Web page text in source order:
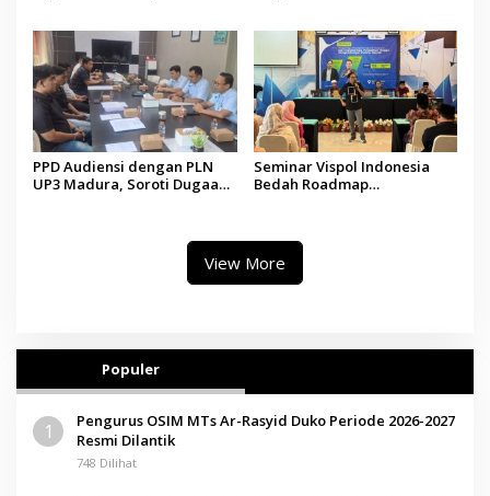
PPD Audiensi dengan PLN
UP3 Madura, Soroti Dugaan
Seminar Vispol Indonesia
Bedah Roadmap
View More
Populer
1
Pengurus OSIM MTs Ar-Rasyid Duko Periode 2026-2027
Resmi Dilantik
748 Dilihat